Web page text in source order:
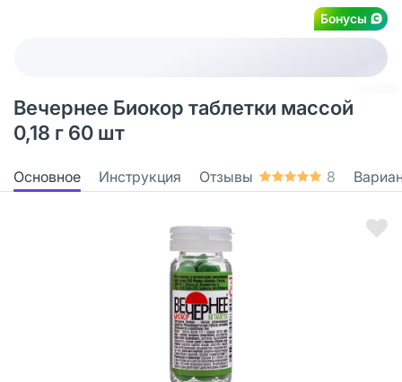
Бонусы
Вечернее Биокор таблетки массой
0,18 г 60 шт
Основное Инструкция Отзывы 8